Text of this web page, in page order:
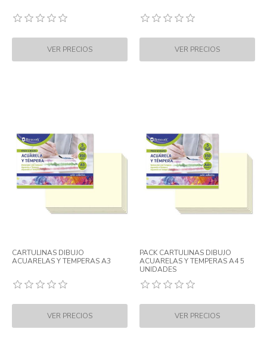
CARTULINAS DIBUJO
ACUARELAS Y TEMPERAS A3
PACK CARTULINAS DIBUJO
ACUARELAS Y TEMPERAS A4 5
UNIDADES